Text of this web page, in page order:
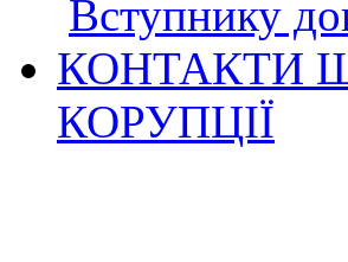
Вступнику
КОНТАКТИ
КОРУПЦІЇ